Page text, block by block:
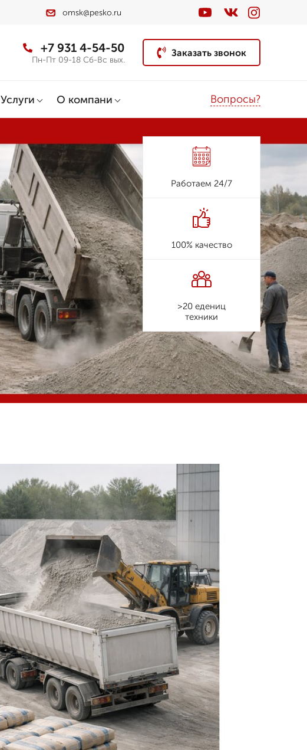
omsk@pesko.ru
+7 931 4-54-50
Пн-Пт 09-18 Сб-Вс вых.
Заказать звонок
Услуги О компани Вопросы?
Работаем 24/7
100% качество
>20 едениц
техники